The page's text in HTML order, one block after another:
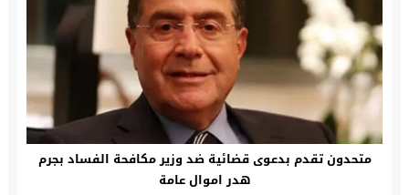
متحدون تقدم بدعوى قضائية ضد وزير مكافحة الفساد بجرم
هدر اموال عامة